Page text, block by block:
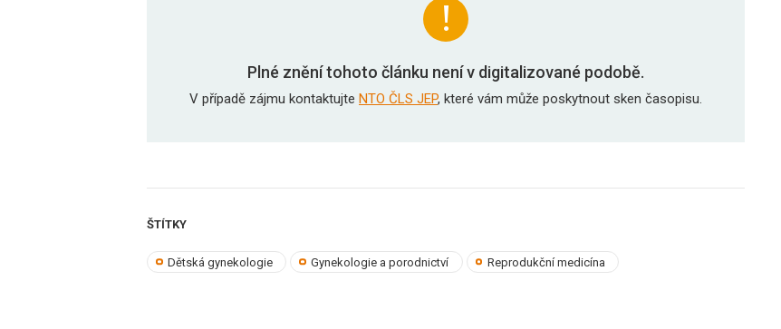
Plné znění tohoto článku není v digitalizované podobě.
V případě zájmu kontaktujte NTO ČLS JEP, které vám může poskytnout sken časopisu.
ŠTÍTKY
Dětská gynekologie Gynekologie a porodnictví Reprodukční medicína